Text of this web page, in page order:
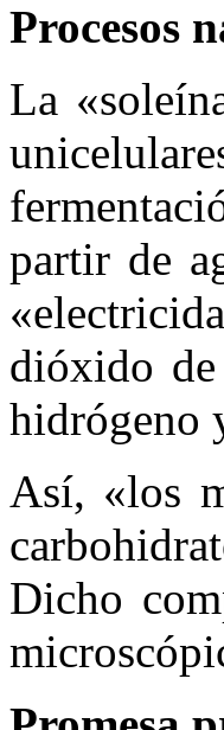
Procesos
La
partir de
dióxido
hidrógeno
Así, «los
Dicho